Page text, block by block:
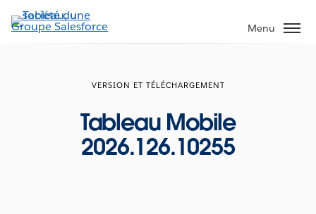
Aller
au
Menu
VERSION ET TÉLÉCHARGEMENT
Tableau Mobile
2026.126.10255